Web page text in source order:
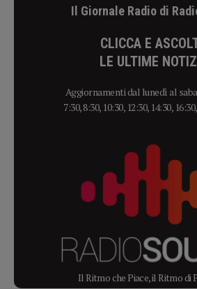
Il Giornale Radio di
CLICCA E
LE ULTIME
Aggiornamenti dal lunedì al
7:30, 8:30, 10:30, 12:30, 14:30,
Il Ritmo che Piace, il Ritmo di